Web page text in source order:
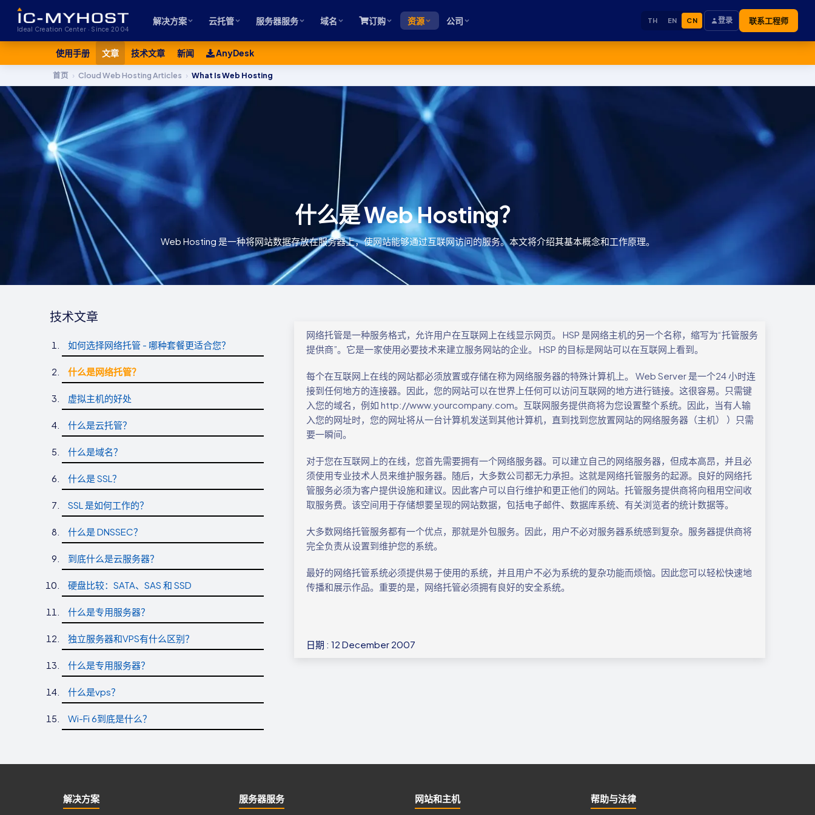
Ideal Creation Center · Since 2004
解决方案 云托管 服务器服务 域名 订购 资源 公司 TH EN CN 登录 联系工程师
使用手册 文章 技术文章 新闻 AnyDesk
首页 › Cloud Web Hosting Articles › What Is Web Hosting
什么是 Web Hosting？
Web Hosting 是一种将网站数据存放在服务器上，使网站能够通过互联网访问的服务。本文将介绍其基本概念和工作原理。
技术文章
如何选择网络托管 - 哪种套餐更适合您？
什么是网络托管？
虚拟主机的好处
什么是云托管？
什么是域名？
什么是 SSL？
SSL 是如何工作的？
什么是 DNSSEC？
到底什么是云服务器？
硬盘比较：SATA、SAS 和 SSD
什么是专用服务器？
独立服务器和VPS有什么区别？
什么是专用服务器？
什么是vps？
Wi-Fi 6到底是什么？
网络托管是一种服务格式，允许用户在互联网上在线显示网页。 HSP 是网络主机的另一个名称，缩写为“托管服务
提供商”。它是一家使用必要技术来建立服务网站的企业。 HSP 的目标是网站可以在互联网上看到。
每个在互联网上在线的网站都必须放置或存储在称为网络服务器的特殊计算机上。 Web Server 是一个24 小时连
接到任何地方的连接器。因此，您的网站可以在世界上任何可以访问互联网的地方进行链接。这很容易。只需键
入您的域名，例如 http://www.yourcompany.com。互联网服务提供商将为您设置整个系统。因此，当有人输
入您的网址时，您的网址将从一台计算机发送到其他计算机，直到找到您放置网站的网络服务器（主机） ）只需
要一瞬间。
对于您在互联网上的在线，您首先需要拥有一个网络服务器。可以建立自己的网络服务器，但成本高昂，并且必
须使用专业技术人员来维护服务器。随后，大多数公司都无力承担。这就是网络托管服务的起源。良好的网络托
管服务必须为客户提供设施和建议。因此客户可以自行维护和更正他们的网站。托管服务提供商将向租用空间收
取服务费。该空间用于存储想要呈现的网站数据，包括电子邮件、数据库系统、有关浏览者的统计数据等。
大多数网络托管服务都有一个优点，那就是外包服务。因此，用户不必对服务器系统感到复杂。服务器提供商将
完全负责从设置到维护您的系统。
最好的网络托管系统必须提供易于使用的系统，并且用户不必为系统的复杂功能而烦恼。因此您可以轻松快速地
传播和展示作品。重要的是，网络托管必须拥有良好的安全系统。
日期 : 12 December 2007
解决方案 服务器服务 网站和主机 帮助与法律